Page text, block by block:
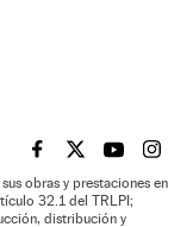
EL PAÍS BRASIL EN
EL PAÍSEL PAÍS
EL
obras y prestaciones en
32.1 del TRLPI;
distribución y